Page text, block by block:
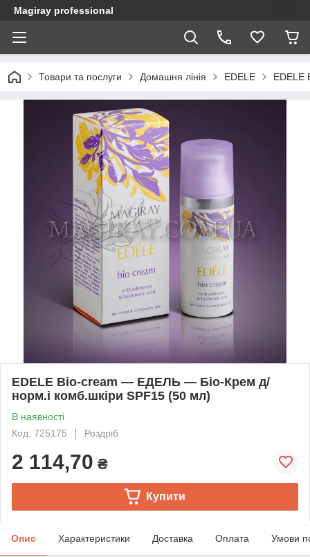
Magiray professional
Товари та послуги Домашня лінія EDELE EDELE
EDELE Bio-cream — ЕДЕЛЬ — Біо-Крем д/
норм.і комб.шкіри SPF15 (50 мл)
В наявності
Код: 725175
Роздріб
2 114,70 ₴
Купити
Опис Характеристики Доставка Оплата Умови